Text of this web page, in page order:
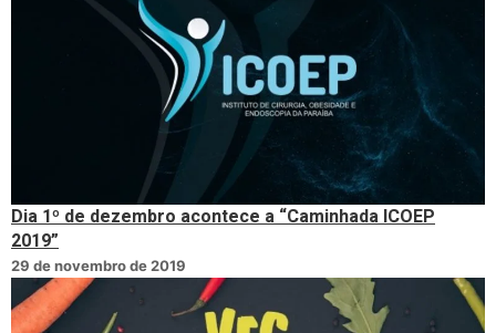
Dia 1º de dezembro acontece a “Caminhada ICOEP
2019”
29 de novembro de 2019